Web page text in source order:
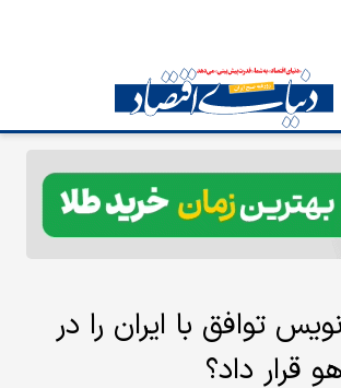
توافق با ایران را در
قرار داد؟